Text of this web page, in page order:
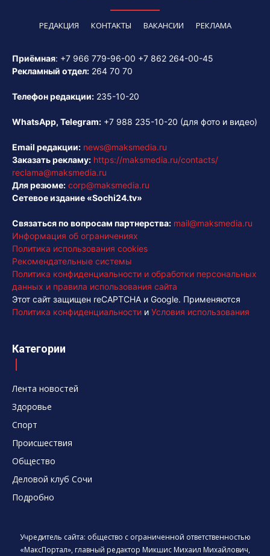
РЕДАКЦИЯ КОНТАКТЫ ВАКАНСИИ РЕКЛАМА
Приёмная: +7 966 779-96-00 +7 862 264-00-45
Рекламный отдел: 264 70 70
Телефон редакции: 235-10-20
WhatsApp, Telegram: +7 988 235-10-20 (для фото и видео)
Email редакции: news@maksmedia.ru
Заказать рекламу: https://maksmedia.ru/contacts/
reclama@maksmedia.ru
Для резюме: corp@maksmedia.ru
Сетевое издание «Sochi24.tv»
Связаться по вопросам партнерства: mail@maksmedia.ru
Информация об ограничениях
Политика использования cookies
Рекомендательные системы
Политика конфиденциальности и обработки персональных
данных и правила использования сайта
Этот сайт защищен reCAPTCHA и Google. Применяются
Политика конфиденциальности и Условия использования
Категории
Лента новостей
Здоровье
Спорт
Происшествия
Общество
Деловой клуб Сочи
Подробно
Учредитель сайта: общество с ограниченной ответственностью
«МаксПортал», главный редактор Микшис Михаил Михайлович,